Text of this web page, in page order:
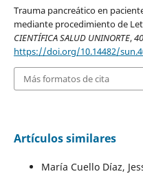
Trauma pancreático en
mediante procedimiento de
CIENTÍFICA SALUD UNINORTE,40
https://doi.org/10.14482/
Más formatos de cita
Artículos similares
María Cuello Díaz,